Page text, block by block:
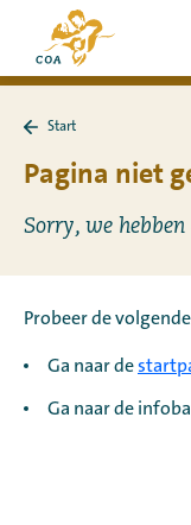
naar
content
Naar
de
startpagina
MyCOA
Start
Start
Pagina niet
Sorry, we
Probeer de
Ga naar de
Ga naar de